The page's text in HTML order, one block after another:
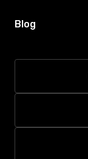
Blog